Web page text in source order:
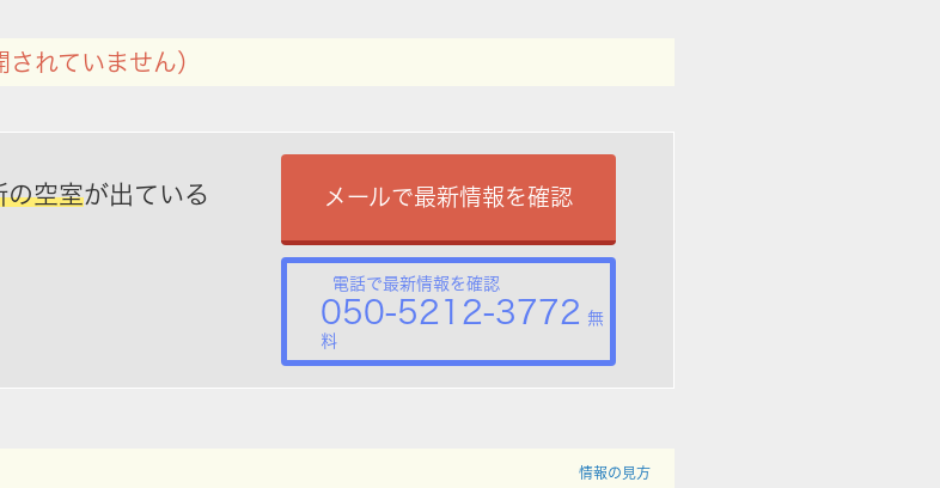
されていません）
の空室が出ている
メールで最新情報を確認
電話で最新情報を確認
050-5212-3772 無
料
情報の見方